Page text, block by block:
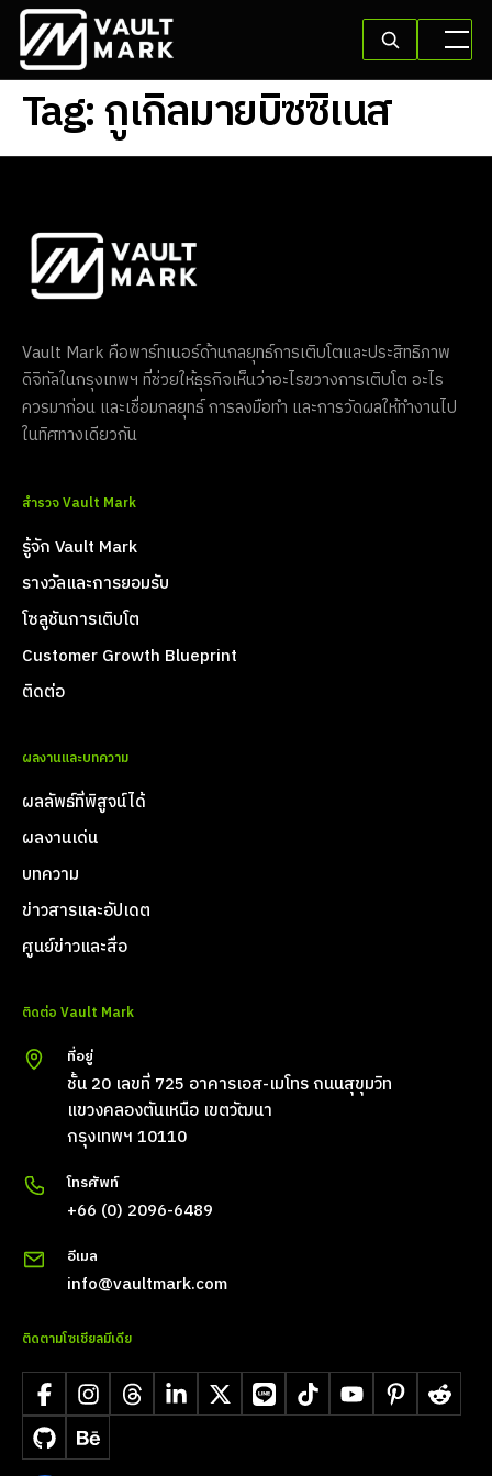
Tag:กูเกิลมายบิซซิเนส
Vault Mark คือพาร์ทเนอร์ด้านกลยุทธ์การเติบโตและประสิทธิภาพ
ดิจิทัลในกรุงเทพฯ ที่ช่วยให้ธุรกิจเห็นว่าอะไรขวางการเติบโต อะไร
ควรมาก่อน และเชื่อมกลยุทธ์ การลงมือทำ และการวัดผลให้ทำงานไป
ในทิศทางเดียวกัน
สำรวจ Vault Mark
รู้จัก Vault Mark
รางวัลและการยอมรับ
โซลูชันการเติบโต
Customer Growth Blueprint
ติดต่อ
ผลงานและบทความ
ผลลัพธ์ที่พิสูจน์ได้
ผลงานเด่น
บทความ
ข่าวสารและอัปเดต
ศูนย์ข่าวและสื่อ
ติดต่อ Vault Mark
ที่อยู่
ชั้น 20 เลขที่ 725 อาคารเอส-เมโทร ถนนสุขุมวิท
แขวงคลองตันเหนือ เขตวัฒนา
กรุงเทพฯ 10110
โทรศัพท์
+66 (0) 2096-6489
อีเมล
info@vaultmark.com
ติดตามโซเชียลมีเดีย
FacebookInstagramThreadsLinkedIn
X LINE TikTokYouTubePinterestReddit
GitHubBehance